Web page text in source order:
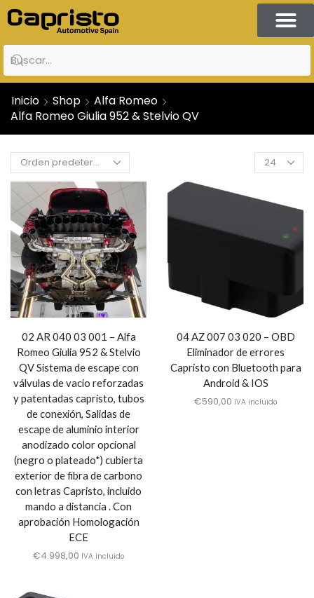
Inicio Shop
Alfa Romeo
Alfa Romeo Giulia 952 & Stelvio QV
02 AR 040 03 001 – Alfa
Romeo Giulia 952 & Stelvio
QV Sistema de escape con
válvulas de vacío reforzadas
y patentadas capristo, tubos
de conexión, Salidas de
escape de aluminio interior
anodizado color opcional
(negro o plateado*) cubierta
exterior de fibra de carbono
con letras Capristo, incluido
mando a distancia . Con
aprobación Homologación
ECE
€4.998,00 IVA incluido
04 AZ 007 03 020 – OBD
Eliminador de errores
Capristo con Bluetooth para
Android & IOS
€590,00 IVA incluido